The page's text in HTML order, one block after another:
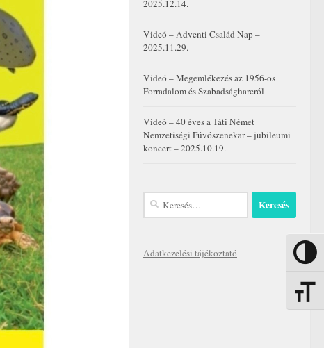
Nagy
2025.12.14.
Videó – Adventi Család Nap –
2025.11.29.
Videó – Megemlékezés az 1956-os
Forradalom és Szabadságharcról
Videó – 40 éves a Táti Német
Nemzetiségi Fúvószenekar – jubileumi
koncert – 2025.10.19.
Keresés:
Adatkezelési tájékoztató